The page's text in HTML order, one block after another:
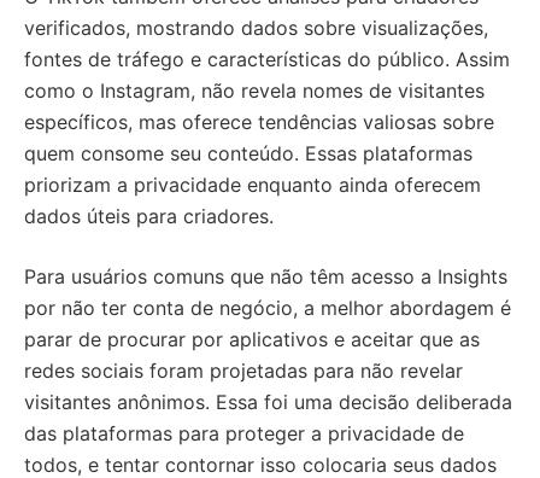
verificados, mostrando dados sobre visualizações,
fontes de tráfego e características do público. Assim
como o Instagram, não revela nomes de visitantes
específicos, mas oferece tendências valiosas sobre
quem consome seu conteúdo. Essas plataformas
priorizam a privacidade enquanto ainda oferecem
dados úteis para criadores.
Para usuários comuns que não têm acesso a Insights
por não ter conta de negócio, a melhor abordagem é
parar de procurar por aplicativos e aceitar que as
redes sociais foram projetadas para não revelar
visitantes anônimos. Essa foi uma decisão deliberada
das plataformas para proteger a privacidade de
todos, e tentar contornar isso colocaria seus dados